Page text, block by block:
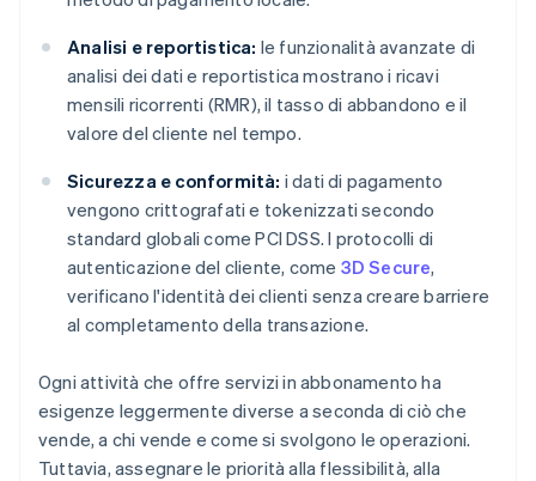
Analisi e reportistica: le funzionalità avanzate di
analisi dei dati e reportistica mostrano i ricavi
mensili ricorrenti (RMR), il tasso di abbandono e il
valore del cliente nel tempo.
Sicurezza e conformità: i dati di pagamento
vengono crittografati e tokenizzati secondo
standard globali come PCI DSS. I protocolli di
autenticazione del cliente, come 3D Secure,
verificano l'identità dei clienti senza creare barriere
al completamento della transazione.
Ogni attività che offre servizi in abbonamento ha
esigenze leggermente diverse a seconda di ciò che
vende, a chi vende e come si svolgono le operazioni.
Tuttavia, assegnare le priorità alla flessibilità, alla